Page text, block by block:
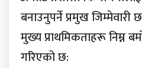
बनाउनुपर्ने प्रमुख
मुख्य प्राथमिकताहरू निम्न
गरिएको छ: